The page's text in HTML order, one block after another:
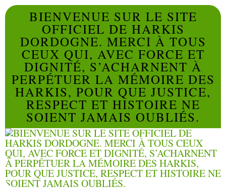
BIENVENUE SUR LE SITE
OFFICIEL DE HARKIS
DORDOGNE. MERCI À TOUS
CEUX QUI, AVEC FORCE ET
DIGNITÉ, S’ACHARNENT À
PERPÉTUER LA MÉMOIRE DES
HARKIS, POUR QUE JUSTICE,
RESPECT ET HISTOIRE NE
SOIENT JAMAIS OUBLIÉS.